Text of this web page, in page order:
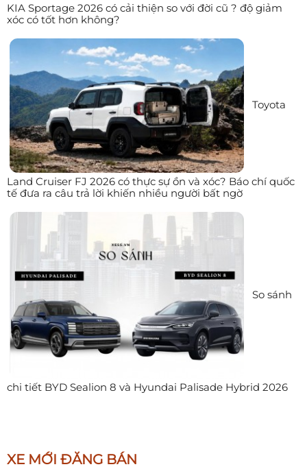
KIA Sportage 2026 có cải thiện so với đời cũ ? độ giảm
xóc có tốt hơn không?
Toyota
Land Cruiser FJ 2026 có thực sự ồn và xóc? Báo chí quốc
tế đưa ra câu trả lời khiến nhiều người bất ngờ
So sánh
chi tiết BYD Sealion 8 và Hyundai Palisade Hybrid 2026
XE MỚI ĐĂNG BÁN